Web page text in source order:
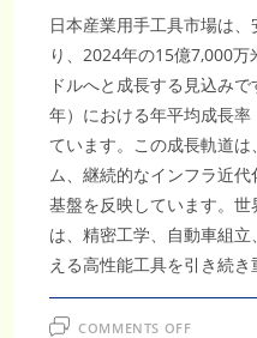
成
長
｜
CAGR
3.07%
の
将
来
市
場
予
測
日本産業用手工具市場は
り、2024年の15億7,000
ドルへと成長する見込み
年）における年平均成長
ています。この成長軌道
ム、継続的なインフラ近
基盤を反映しています。
は、精密工学、自動車組
える高性能工具を引き続き
COMMENTS OFFON